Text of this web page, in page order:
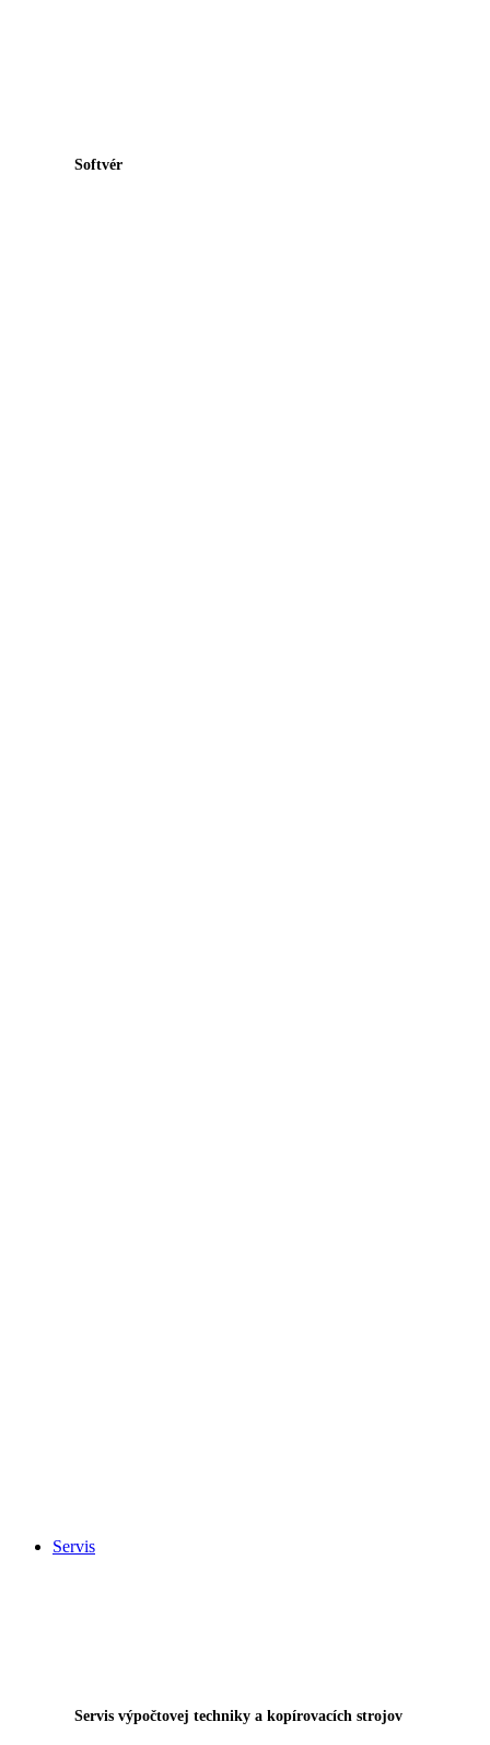
Softvér
Servis
Servis výpočtovej techniky a kopírovacích strojov